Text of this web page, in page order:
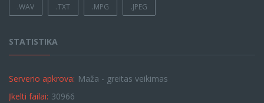
.WAV .TXT .MPG .JPEG
STATISTIKA
Serverio apkrova: Maža - greitas veikimas
Įkelti failai: 30966